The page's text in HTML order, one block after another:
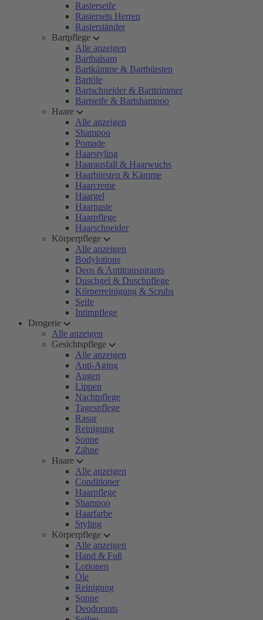
Rasierseife
Rasiersets Herren
Rasierständer
Bartpflege
Alle anzeigen
Bartbalsam
Bartkämme & Bartbürsten
Bartöle
Bartschneider & Barttrimmer
Bartseife & Bartshampoo
Haare
Alle anzeigen
Shampoo
Pomade
Haarstyling
Haarausfall & Haarwuchs
Haarbürsten & Kämme
Haarcreme
Haargel
Haarpaste
Haarpflege
Haarschneider
Körperpflege
Alle anzeigen
Bodylotions
Deos & Antitranspirants
Duschgel & Duschpflege
Körperreinigung & Scrubs
Seife
Intimpflege
Drogerie
Alle anzeigen
Gesichtspflege
Alle anzeigen
Anti-Aging
Augen
Lippen
Nachtpflege
Tagespflege
Rasur
Reinigung
Sonne
Zähne
Haare
Alle anzeigen
Conditioner
Haarpflege
Shampoo
Haarfarbe
Styling
Körperpflege
Alle anzeigen
Hand & Fuß
Lotionen
Öle
Reinigung
Sonne
Deodorants